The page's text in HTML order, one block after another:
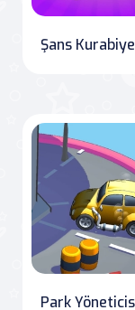
Şans
Park